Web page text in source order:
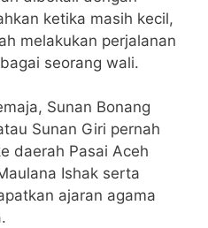
ketika masih kecil,
melakukan perjalanan
seorang wali.
Sunan Bonang
Sunan Giri pernah
daerah Pasai Aceh
Ishak serta
ajaran agama